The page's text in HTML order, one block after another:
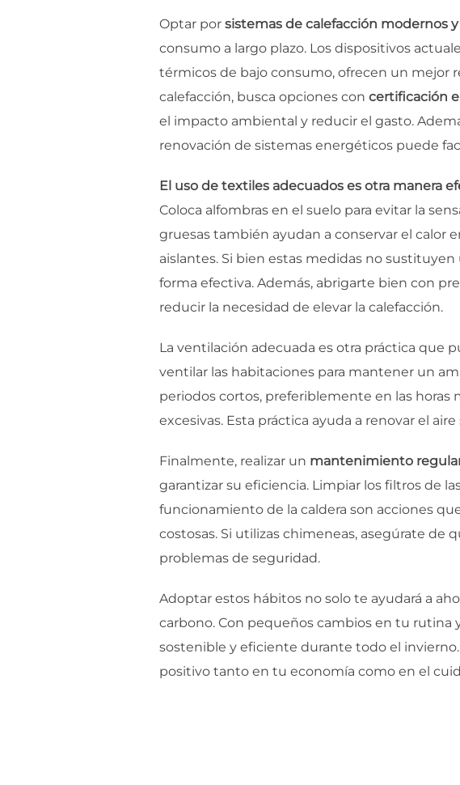
Optar por sistemas de calefacción modernos
consumo a largo plazo. Los dispositivos
térmicos de bajo consumo, ofrecen un mejor
calefacción, busca opciones con certificación
el impacto ambiental y reducir el gasto.
renovación de sistemas energéticos puede
El uso de textiles adecuados es otra manera
Coloca alfombras en el suelo para evitar la
gruesas también ayudan a conservar el calor
aislantes. Si bien estas medidas no
forma efectiva. Además, abrigarte bien con
reducir la necesidad de elevar la calefacción.
La ventilación adecuada es otra práctica que
ventilar las habitaciones para mantener un
periodos cortos, preferiblemente en las horas
excesivas. Esta práctica ayuda a renovar el
Finalmente, realizar un mantenimiento
garantizar su eficiencia. Limpiar los filtros de
funcionamiento de la caldera son acciones
costosas. Si utilizas chimeneas, asegúrate de
problemas de seguridad.
Adoptar estos hábitos no solo te ayudará a
carbono. Con pequeños cambios en tu rutina
sostenible y eficiente durante todo el
positivo tanto en tu economía como en el